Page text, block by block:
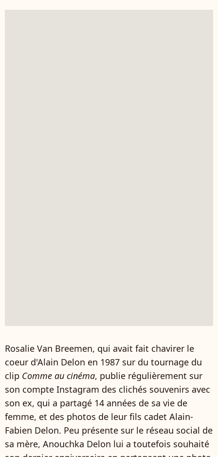
Rosalie Van Breemen, qui avait fait chavirer le
coeur d'Alain Delon en 1987 sur du tournage du
clip Comme au cinéma, publie régulièrement sur
son compte Instagram des clichés souvenirs avec
son ex, qui a partagé 14 années de sa vie de
femme, et des photos de leur fils cadet Alain-
Fabien Delon. Peu présente sur le réseau social de
sa mère, Anouchka Delon lui a toutefois souhaité